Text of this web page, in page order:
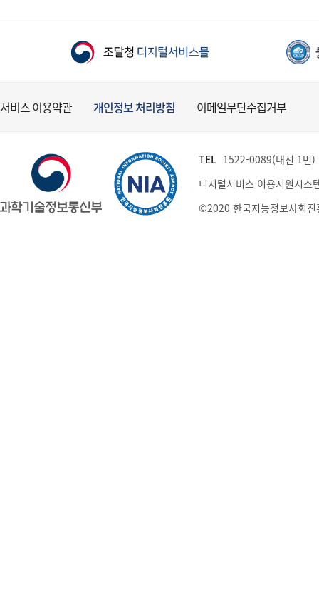
서비스 이용약관 개인정보 처리방침 이메일무단수집거부
TEL 1522-0089(내선 1번
디지털서비스 이용지원시스
©2020 한국지능정보사회진